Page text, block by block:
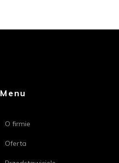
Menu
O firmie
Oferta